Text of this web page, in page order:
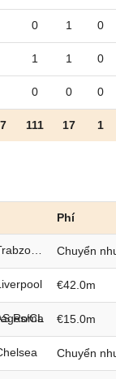
0 1 0
1 1 0
0 0 0
111 17 1
Phí
Trabzonspor Chuyển
€42.0m
Roma €15.0m
Chuyển